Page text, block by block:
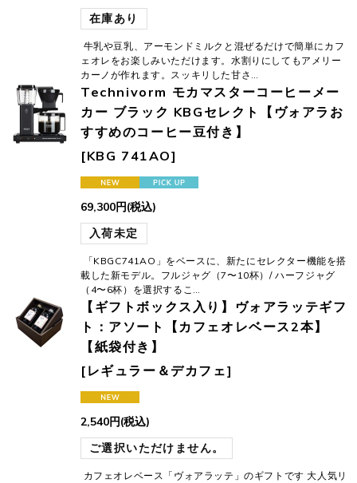
在庫あり
牛乳や豆乳、アーモンドミルクと混ぜるだけで簡単にカフ
ェオレをお楽しみいただけます。水割りにしてもアメリー
カーノが作れます。スッキリした甘さ…
Technivorm モカマスターコーヒーメー
カー ブラック KBGセレクト【ヴォアラお
すすめのコーヒー豆付き】
[KBG 741AO]
69,300円(税込)
入荷未定
「KBGC741AO」をベースに、新たにセレクター機能を搭
載した新モデル。フルジャグ（7〜10杯）/ ハーフジャグ
（4〜6杯）を選択するこ…
【ギフトボックス入り】ヴォアラッテギフ
ト：アソート【カフェオレベース2本】
【紙袋付き】
[ レギュラー＆デカフェ]
2,540円(税込)
ご選択いただけません。
カフェオレベース「ヴォアラッテ」のギフトです 大人気リ